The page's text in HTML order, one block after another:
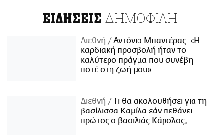
ΕΙΔΗΣΕΙΣ ΔΗΜΟΦΙΛΗ
Διεθνή
Αντόνιο Μπαντέρας: «Η
καρδιακή προσβολή ήταν το
καλύτερο πράγμα που συνέβη
ποτέ στη ζωή μου»
Διεθνή
Τι θα ακολουθήσει για τη
βασίλισσα Καμίλα εάν πεθάνει
πρώτος ο βασιλιάς Κάρολος;